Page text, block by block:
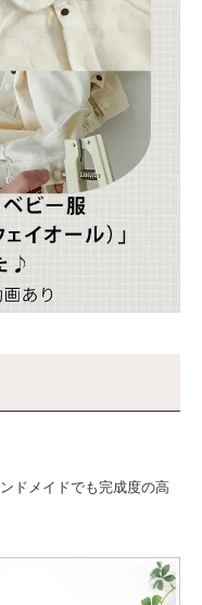
ドメイドでも完成度の高